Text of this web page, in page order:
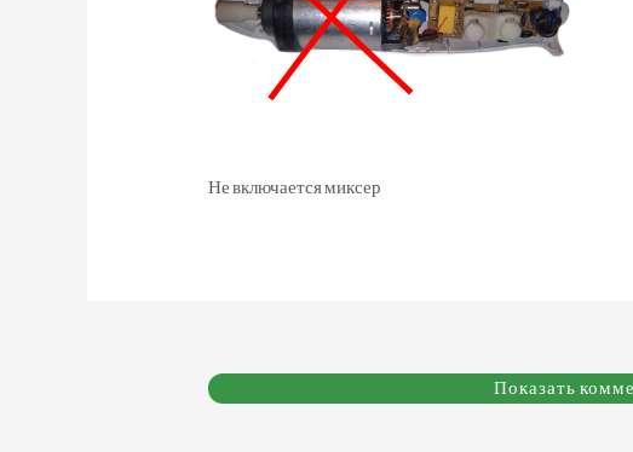
Не включается миксер
Показать